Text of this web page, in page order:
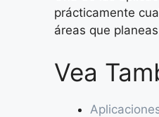
prácticamente
áreas que
Vea